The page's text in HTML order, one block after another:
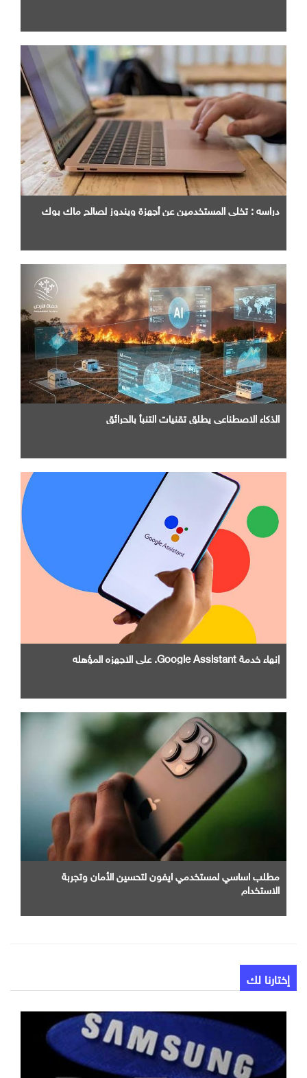
دراسه : تخلي المستخدمين عن أجهزة ويندوز لصالح ماك بوك
الذكاء الاصطناعي يطلق تقنيات التنبأ بالحرائق
إنهاء خدمة Google Assistant. علي الاجهزه المؤهله
مطلب اساسي لمستخدمي ايفون لتحسين الأمان وتجربة
الاستخدام
إختارنا لك